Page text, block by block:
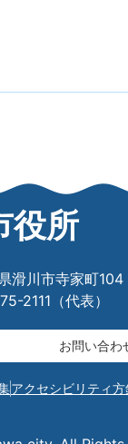
役所
川市寺家町104
2111（代表）
お問い合わ
アクセシビリティ方